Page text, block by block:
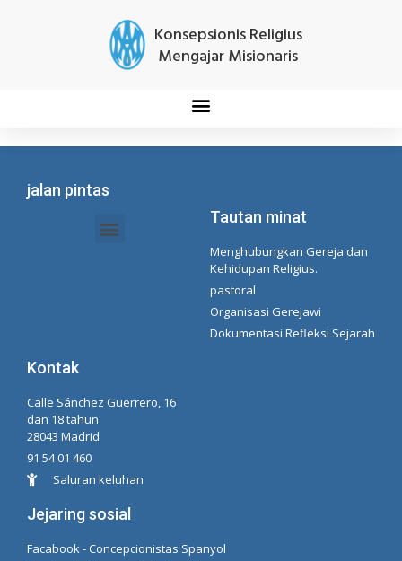
Konsepsionis Religius
Mengajar Misionaris
jalan pintas
Tautan minat
Menghubungkan Gereja dan
Kehidupan Religius.
pastoral
Organisasi Gerejawi
Dokumentasi Refleksi Sejarah
Kontak
Calle Sánchez Guerrero, 16
dan 18 tahun
28043 Madrid
91 54 01 460
Saluran keluhan
Jejaring sosial
Facabook - Concepcionistas Spanyol